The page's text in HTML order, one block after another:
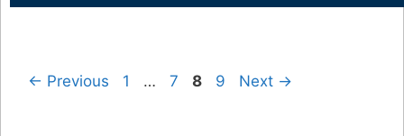
← Previous Page
1 … Page
7 Page
8 Page
9 Next →